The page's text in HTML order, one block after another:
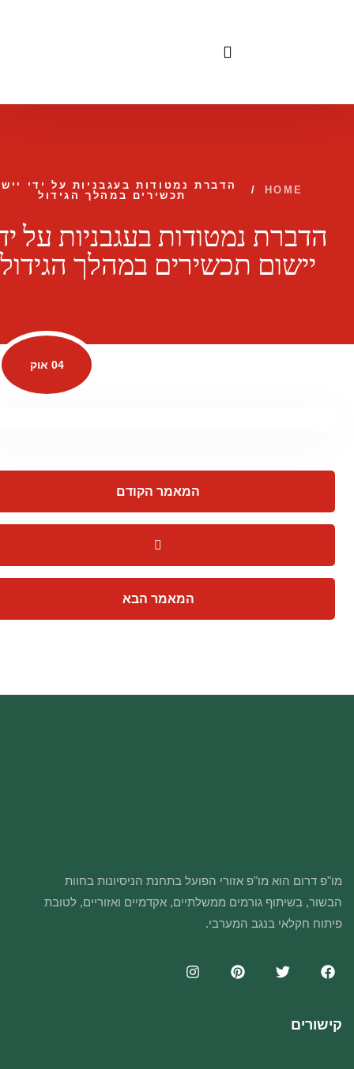
HOME
/
הדברת נמטודות בעגבניות על ידי
תכשירים במהלך הגידול
הדברת נמטודות בעגבניות על
יישום תכשירים במהלך הגידול
04 אוק
המאמר הקודם
המאמר הבא
מו"פ דרום הוא מו"פ אזורי הפועל בתחנת הניסיונות בחוות
הבשור, בשיתוף גורמים ממשלתיים, אקדמיים ואזוריים, לטובת
פיתוח חקלאי בנגב המערבי.
קישורים